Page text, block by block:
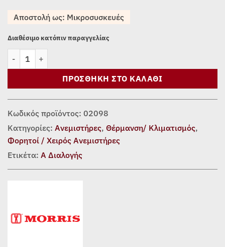
Αποστολή ως: Μικροσυσκευές
Διαθέσιμο κατόπιν παραγγελίας
ΑΝΕΜΙΣΤΗΡΑΣ ΑΝΑΔΙΠΛΟΥΜΕΝΟΣ ΧΕΙΡΟΣ USB MORRIS MHF-
ΠΡΟΣΘΉΚΗ ΣΤΟ ΚΑΛΆΘΙ
Κωδικός προϊόντος: 02098
Κατηγορίες: Ανεμιστήρες, Θέρμανση/ Κλιματισμός,
Φορητοί / Χειρός Ανεμιστήρες
Ετικέτα: Α Διαλογής